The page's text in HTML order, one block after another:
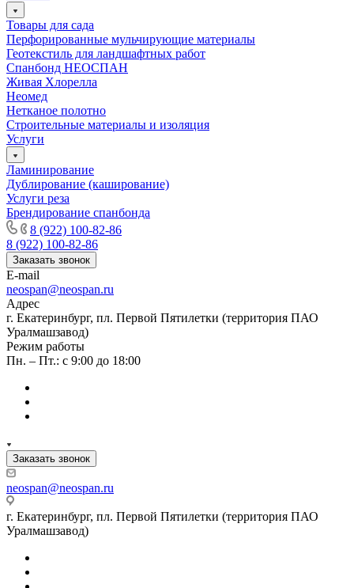
Товары для сада
Перфорированные мульчирующие материалы
Геотекстиль для ландшафтных работ
Спанбонд НЕОСПАН
Живая Хлорелла
Нeомед
Нетканое полотно
Строительные материалы и изоляция
Услуги
Ламинирование
Дублирование (каширование)
Услуги реза
Брендирование спанбонда
8 (922) 100-82-86
8 (922) 100-82-86
Заказать звонок
E-mail
neospan@neospan.ru
Адрес
г. Екатеринбург, пл. Первой Пятилетки (территория ПАО
Уралмашзавод)
Режим работы
Пн. – Пт.: с 9:00 до 18:00
Заказать звонок
neospan@neospan.ru
г. Екатеринбург, пл. Первой Пятилетки (территория ПАО
Уралмашзавод)